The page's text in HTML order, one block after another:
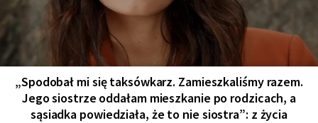
„Spodobał mi się taksówkarz. Zamieszkaliśmy razem.
Jego siostrze oddałam mieszkanie po rodzicach, a
sąsiadka powiedziała, że to nie siostra”: z życia